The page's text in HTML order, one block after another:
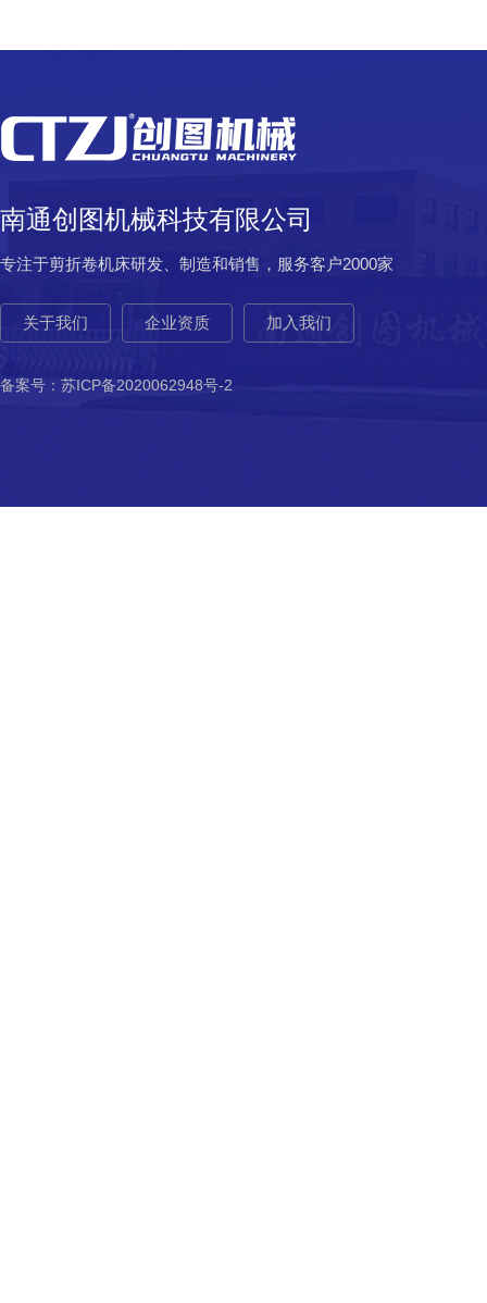
南通创图机械科技有限公司
专注于剪折卷机床研发、制造和销售，服务客户2000家
关于我们 企业资质 加入我们
备案号： 苏ICP备2020062948号-2